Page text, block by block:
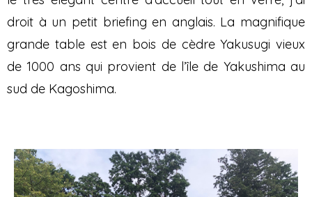
droit à un petit briefing en anglais. La magnifique
grande table est en bois de cèdre Yakusugi vieux
de 1000 ans qui provient de l’île de Yakushima au
sud de Kagoshima.